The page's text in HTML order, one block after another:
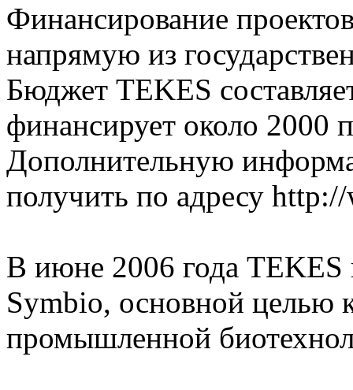
Финансирование
напрямую из
Бюджет TEKES
финансирует около 2000
Дополнительную
получить по адресу
В июне 2006 года
Symbio, основной целью
промышленной